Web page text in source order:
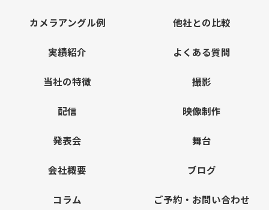
カメラアングル例 他社との比較
実績紹介 よくある質問
当社の特徴 撮影
配信 映像制作
発表会 舞台
会社概要 ブログ
コラム ご予約・お問い合わせ